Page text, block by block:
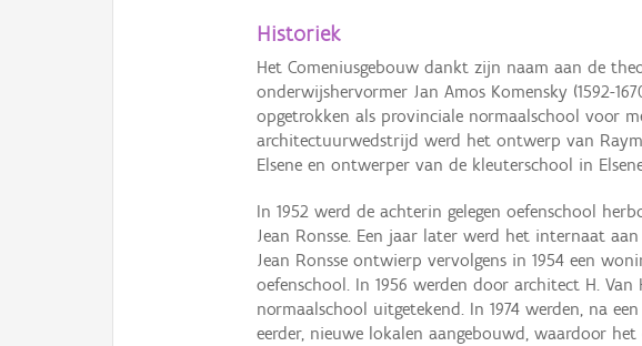
Historiek
Het Comeniusgebouw dankt zijn naam aan de
onderwijshervormer Jan Amos Komensky (1592-
opgetrokken als provinciale normaalschool voor
architectuurwedstrijd werd het ontwerp van
Elsene en ontwerper van de kleuterschool in Elsene
In 1952 werd de achterin gelegen oefenschool
Jean Ronsse. Een jaar later werd het internaat
Jean Ronsse ontwierp vervolgens in 1954 een
oefenschool. In 1956 werden door architect H.
normaalschool uitgetekend. In 1974 werden, na
eerder, nieuwe lokalen aangebouwd, waardoor